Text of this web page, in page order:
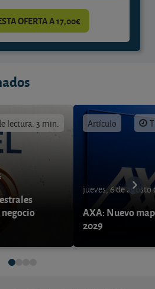
OFERTA A 17,00€
lectura: 3 min. Artículo
jueves, 6 de agosto
AXA: Nuevo
2029